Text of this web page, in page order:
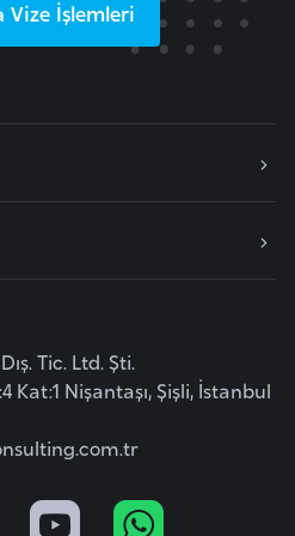
Vize İşlemleri
Tic. Ltd. Şti.
Kat:1 Nişantaşı, Şişli, İstanbul